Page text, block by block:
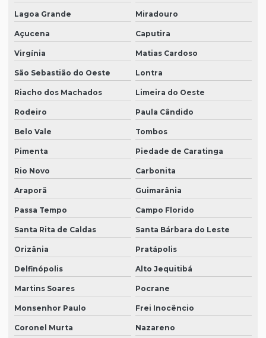
Lagoa Grande Miradouro
Açucena Caputira
Virgínia Matias Cardoso
São Sebastião do Oeste Lontra
Riacho dos Machados Limeira do Oeste
Rodeiro Paula Cândido
Belo Vale Tombos
Pimenta Piedade de Caratinga
Rio Novo Carbonita
Araporã Guimarânia
Passa Tempo Campo Florido
Santa Rita de Caldas Santa Bárbara do Leste
Orizânia Pratápolis
Delfinópolis Alto Jequitibá
Martins Soares Pocrane
Monsenhor Paulo Frei Inocêncio
Coronel Murta Nazareno